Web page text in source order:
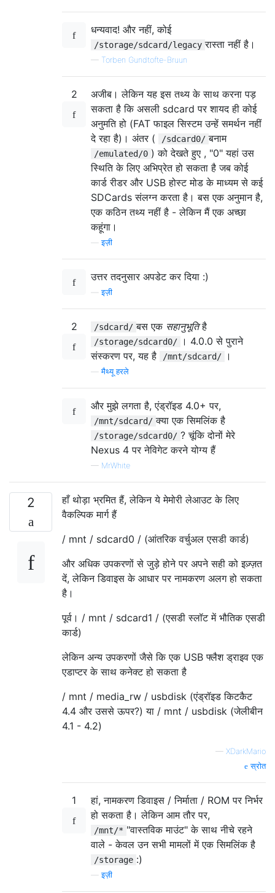
धन्यवाद! और नहीं, कोई
/storage/sdcard/legacy रास्ता नहीं है।
— Torben Gundtofte-Bruun
2
अजीब। लेकिन यह इस तथ्य के साथ करना पड़
सकता है कि असली sdcard पर शायद ही कोई
अनुमति हो (FAT फाइल सिस्टम उन्हें समर्थन नहीं
दे रहा है)। अंतर (
/sdcard0/ बनाम
/emulated/0 ) को देखते हुए , "0" यहां उस
स्थिति के लिए अभिप्रेत हो सकता है जब कोई
कार्ड रीडर और USB होस्ट मोड के माध्यम से कई
SDCards संलग्न करता है। बस एक अनुमान है,
एक कठिन तथ्य नहीं है - लेकिन मैं एक अच्छा
कहूंगा।
—इज़ी
उत्तर तदनुसार अपडेट कर दिया :)
—इज़ी
2 /sdcard/ बस एक सहानुभूतिहै
/storage/sdcard0/
। 4.0.0 से पुराने
संस्करण पर, यह है
/mnt/sdcard/ ।
—मैथ्यू हरले
और मुझे लगता है, एंड्रॉइड 4.0+ पर,
/mnt/sdcard/ क्या एक सिमलिंक है
/storage/sdcard0/ ? चूंकि दोनों मेरे
Nexus 4 पर नेविगेट करने योग्य हैं
— MrWhite
2
हाँ थोड़ा भ्रमित हैं, लेकिन ये मेमोरी लेआउट के लिए
वैकल्पिक मार्ग हैं
/ mnt / sdcard0 / (आंतरिक वर्चुअल एसडी कार्ड)
और अधिक उपकरणों से जुड़े होने पर अपने सही को इज़्ज़त
दें, लेकिन डिवाइस के आधार पर नामकरण अलग हो सकता
है।
पूर्व। / mnt / sdcard1 / (एसडी स्लॉट में भौतिक एसडी
कार्ड)
लेकिन अन्य उपकरणों जैसे कि एक USB फ्लैश ड्राइव एक
एडाप्टर के साथ कनेक्ट हो सकता है
/ mnt / media_rw / usbdisk (एंड्रॉइड किटकैट
4.4 और उससे ऊपर?) या / mnt / usbdisk (जेलीबीन
4.1 - 4.2)
— XDarkMario
स्रोत
1
हां, नामकरण डिवाइस / निर्माता / ROM पर निर्भर
हो सकता है। लेकिन आम तौर पर,
/mnt/* "वास्तविक माउंट" के साथ नीचे रहने
वाले - केवल उन सभी मामलों में एक सिमलिंक है
/storage :)
—इज़ी